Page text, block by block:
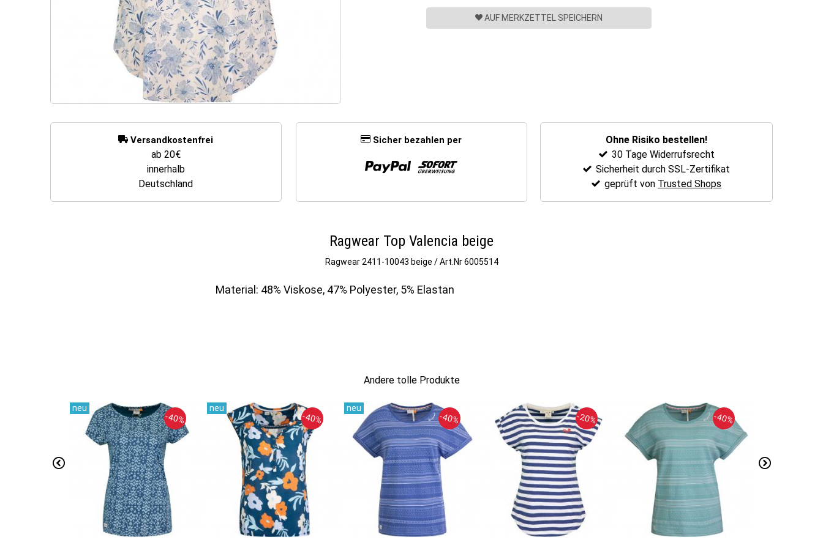
AUF MERKZETTEL SPEICHERN
Versandkostenfrei
ab 20€
innerhalb
Deutschland
Sicher bezahlen per
Ohne Risiko bestellen!
30 Tage Widerrufsrecht
Sicherheit durch SSL-Zertifikat
geprüft von Trusted Shops
Ragwear Top Valencia beige
Ragwear2411-10043 beige / Art.Nr 6005514
Material: 48% Viskose, 47% Polyester, 5% Elastan
Andere tolle Produkte
-40% -40% -40% -20% -40%